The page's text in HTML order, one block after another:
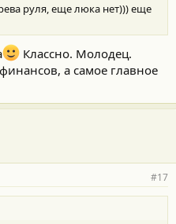
руля, еще люка нет))) еще
Классно. Молодец.
а самое главное
#17